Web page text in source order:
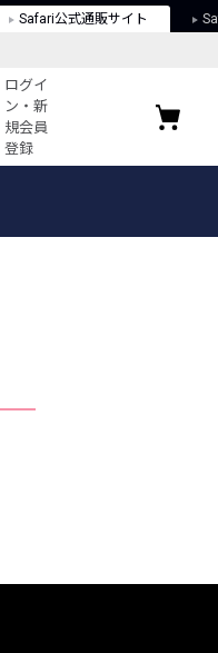
Safari公式通販サイト
ログイ
ン・新
規会員
登録
お気に入り